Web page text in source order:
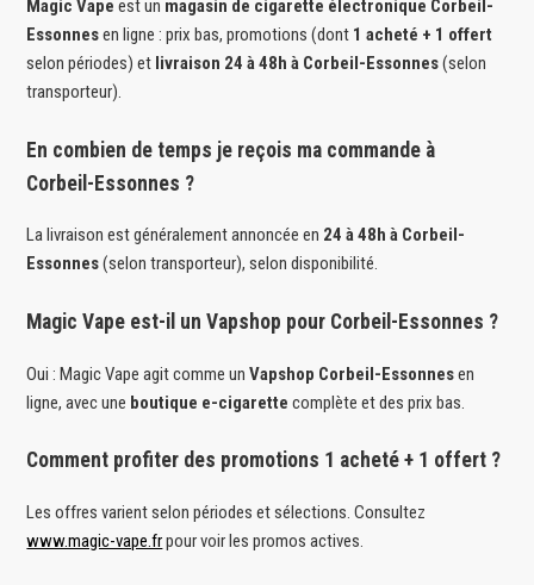
Magic Vape est un magasin de cigarette électronique Corbeil-
Essonnesen ligne : prix bas, promotions (dont 1 acheté + 1 offert
selon périodes) et livraison 24 à 48h à Corbeil-Essonnes(selon
transporteur).
En combien de temps je reçois ma commande à
Corbeil-Essonnes ?
La livraison est généralement annoncée en 24 à 48h à Corbeil-
Essonnes(selon transporteur), selon disponibilité.
Magic Vape est-il un Vapshop pour Corbeil-Essonnes ?
Oui : Magic Vape agit comme unVapshop Corbeil-Essonnesen
ligne, avec une boutique e-cigarette complète et des prix bas.
Comment profiter des promotions 1 acheté + 1 offert ?
Les offres varient selon périodes et sélections. Consultez
www.magic-vape.frpour voir les promos actives.